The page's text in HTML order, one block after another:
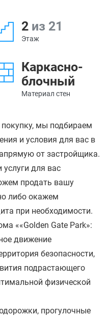
2 из 21
Этаж
Каркасно-
блочный
Материал стен
покупку, мы подбираем
и условия для вас в
от застройщика.
услуги для вас
продать вашу
либо окажем
при необходимости.
««Golden Gate Park»:
движение
безопасности,
подрастающего
физической
прогулочные